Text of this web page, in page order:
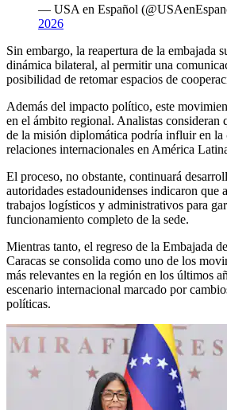
— USA en Español
2026
Sin embargo, la reapertura de la embajada
dinámica bilateral, al permitir una
posibilidad de retomar espacios de
Además del impacto político, este
en el ámbito regional. Analistas consideran
de la misión diplomática podría influir en la
relaciones internacionales en América
El proceso, no obstante, continuará
autoridades estadounidenses indicaron que
trabajos logísticos y administrativos para
funcionamiento completo de la sede.
Mientras tanto, el regreso de la Embajada
Caracas se consolida como uno de los
más relevantes en la región en los últimos
escenario internacional marcado por
políticas.